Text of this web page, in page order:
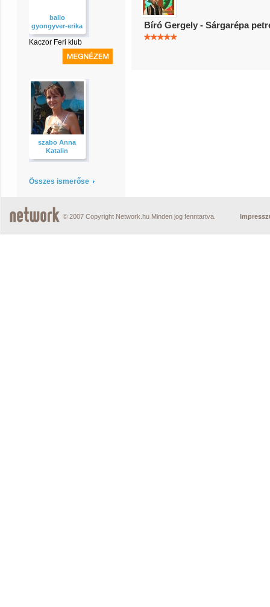
ballo
gyongyver-erika
Kaczor Feri klub
szabo Anna
Katalin
Összes ismerőse
Bíró Gergely - Sárgarépa
© 2007 Copyright Network.hu Minden jog fenntartva.